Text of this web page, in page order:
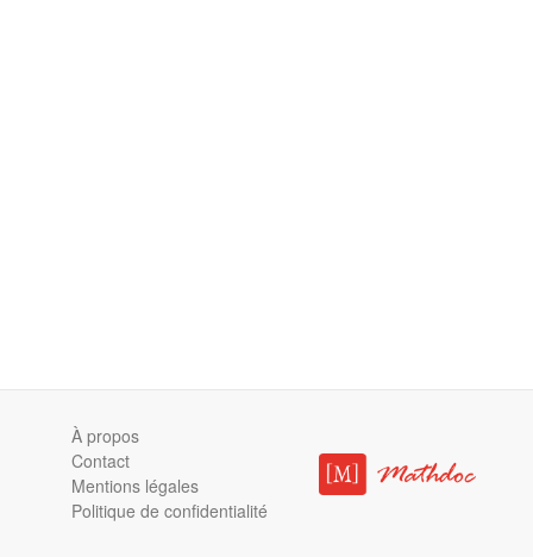
À propos
Contact
Mentions légales
Politique de confidentialité